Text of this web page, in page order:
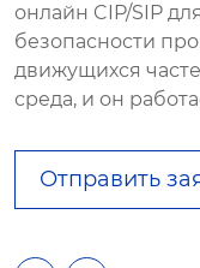
онлайн CIP/SIP
безопасности
движущихся
среда, и он
Отправить